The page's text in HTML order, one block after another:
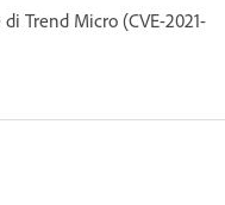
Trend Micro (CVE-2021-